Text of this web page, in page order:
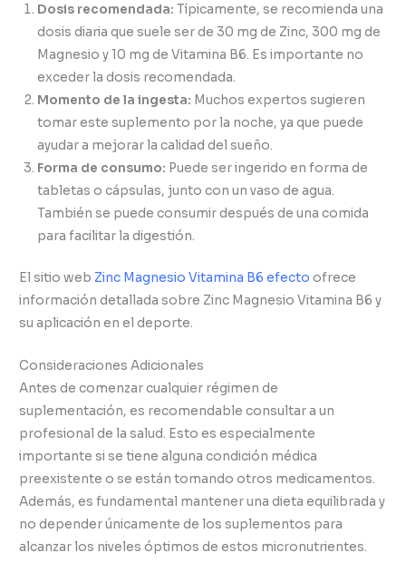
Dosis recomendada: Típicamente, se recomienda una
dosis diaria que suele ser de 30 mg de Zinc, 300 mg de
Magnesio y 10 mg de Vitamina B6. Es importante no
exceder la dosis recomendada.
Momento de la ingesta: Muchos expertos sugieren
tomar este suplemento por la noche, ya que puede
ayudar a mejorar la calidad del sueño.
Forma de consumo: Puede ser ingerido en forma de
tabletas o cápsulas, junto con un vaso de agua.
También se puede consumir después de una comida
para facilitar la digestión.
El sitio web Zinc Magnesio Vitamina B6 efecto ofrece
información detallada sobre Zinc Magnesio Vitamina B6 y
su aplicación en el deporte.
Consideraciones Adicionales
Antes de comenzar cualquier régimen de
suplementación, es recomendable consultar a un
profesional de la salud. Esto es especialmente
importante si se tiene alguna condición médica
preexistente o se están tomando otros medicamentos.
Además, es fundamental mantener una dieta equilibrada y
no depender únicamente de los suplementos para
alcanzar los niveles óptimos de estos micronutrientes.